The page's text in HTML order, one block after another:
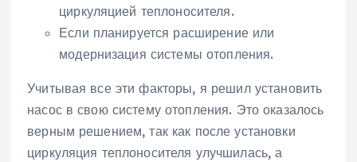
циркуляцией теплоносителя.
Если планируется расширение или
модернизация системы отопления.
Учитывая все эти факторы, я решил установить
насос в свою систему отопления. Это оказалось
верным решением, так как после установки
циркуляция теплоносителя улучшилась, а